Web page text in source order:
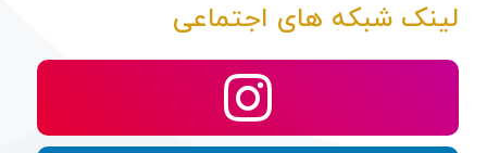
لینک شبکه های اجتماعی